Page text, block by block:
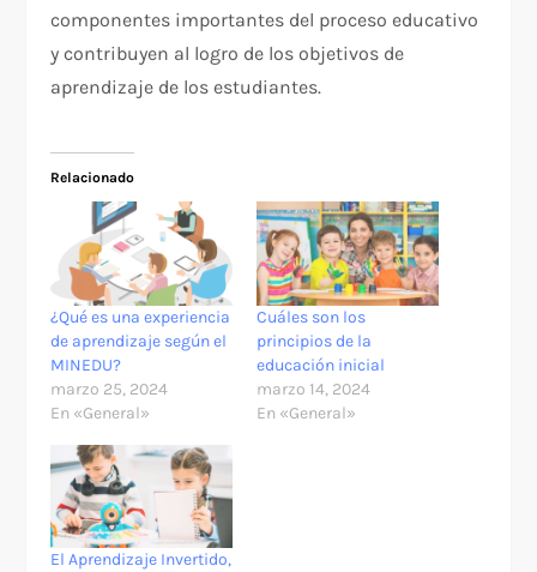
componentes importantes del proceso educativo
y contribuyen al logro de los objetivos de
aprendizaje de los estudiantes.
Relacionado
¿Qué es una experiencia
de aprendizaje según el
MINEDU?
marzo 25, 2024
En «General»
Cuáles son los
principios de la
educación inicial
marzo 14, 2024
En «General»
El Aprendizaje Invertido,